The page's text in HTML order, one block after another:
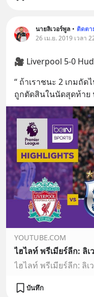
นายลิเวอร์พูล • ติดตา
26 เม.ย. 2019 เวลา
🎥 Liverpool 5-0
“ ถ้าเราชนะ 2 เกมถั
ถูกตัดสินในนัดสุดท้าย
YOUTUBE.COM
ไฮไลท์ พรีเมียร์ลีก: ลิเ
บันทึก